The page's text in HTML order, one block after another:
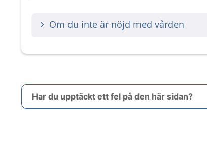
Om du inte är nöjd med vården
Har du upptäckt ett fel på den här sidan?